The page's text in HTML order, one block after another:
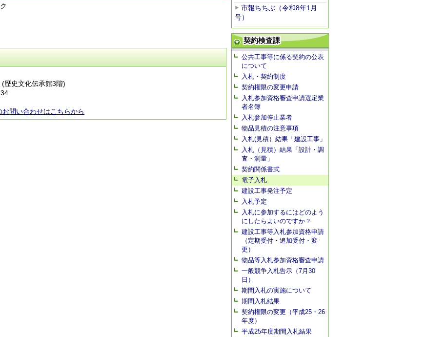
歴史文化伝承館3階)
問い合わせはこちらから
市報ちちぶ（令和8年1月
号）
契約検査課
公共工事等に係る契約の公表
について
入札・契約制度
契約権限の変更申請
入札参加資格審査申請選定業
者名簿
入札参加停止業者
物品見積の注意事項
入札(見積）結果「建設工事」
入札（見積）結果「設計・調
査・測量」
契約関係書式
電子入札
建設工事発注予定
入札予定
入札に参加するにはどのよう
にしたらよいのですか？
建設工事等入札参加資格申請
（定期受付・追加受付・変
更）
物品等入札参加資格審査申請
一般競争入札告示（7月30
日）
期間入札の実施について
期間入札結果
契約権限の変更（平成25・26
年度）
平成25年度期間入札結果